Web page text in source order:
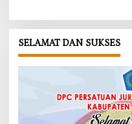
SELAMAT DAN SUKSES